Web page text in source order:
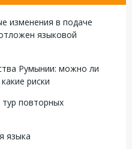
изменения в подаче
языковой
Румынии: можно ли
риски
повторных
языка